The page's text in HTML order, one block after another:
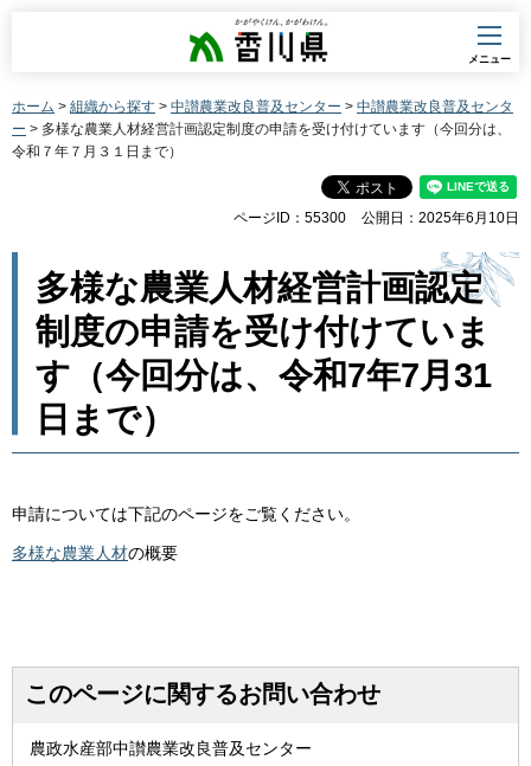
香川県
メニュー
ホーム > 組織から探す > 中讃農業改良普及センター > 中讃農業改良普及センタ
ー > 多様な農業人材経営計画認定制度の申請を受け付けています（今回分は、
令和７年７月３１日まで）
ページID：55300 公開日：2025年6月10日
多様な農業人材経営計画認定
制度の申請を受け付けていま
す（今回分は、令和7年7月31
日まで）
申請については下記のページをご覧ください。
多様な農業人材の概要
このページに関するお問い合わせ
農政水産部中讃農業改良普及センター